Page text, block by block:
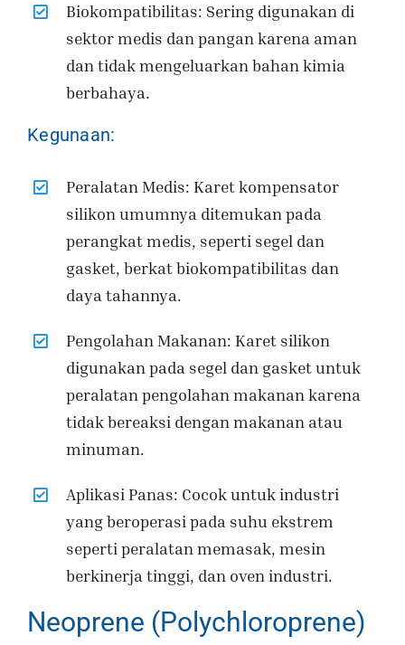
Biokompatibilitas: Sering digunakan di
sektor medis dan pangan karena aman
dan tidak mengeluarkan bahan kimia
berbahaya.
Kegunaan:
Peralatan Medis: Karet kompensator
silikon umumnya ditemukan pada
perangkat medis, seperti segel dan
gasket, berkat biokompatibilitas dan
daya tahannya.
Pengolahan Makanan: Karet silikon
digunakan pada segel dan gasket untuk
peralatan pengolahan makanan karena
tidak bereaksi dengan makanan atau
minuman.
Aplikasi Panas: Cocok untuk industri
yang beroperasi pada suhu ekstrem
seperti peralatan memasak, mesin
berkinerja tinggi, dan oven industri.
Neoprene (Polychloroprene)